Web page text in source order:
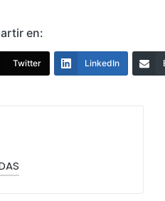
en:
Twitter LinkedIn